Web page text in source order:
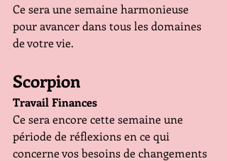
Ce sera une semaine harmonieuse
pour avancer dans tous les domaines
de votre vie.
Scorpion
Travail Finances
Ce sera encore cette semaine une
période de réflexions en ce qui
concerne vos besoins de changements